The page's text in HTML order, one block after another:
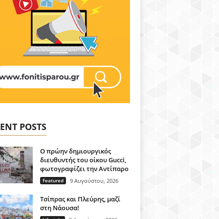
POSTS
Ο πρώην δημιουργικός
διευθυντής του οίκου Gucci,
φωτογραφίζει την Αντίπαρο
Featured 9 Αυγούστου, 2026
Τσίπρας και Πλεύρης, μαζί
στη Νάουσα!